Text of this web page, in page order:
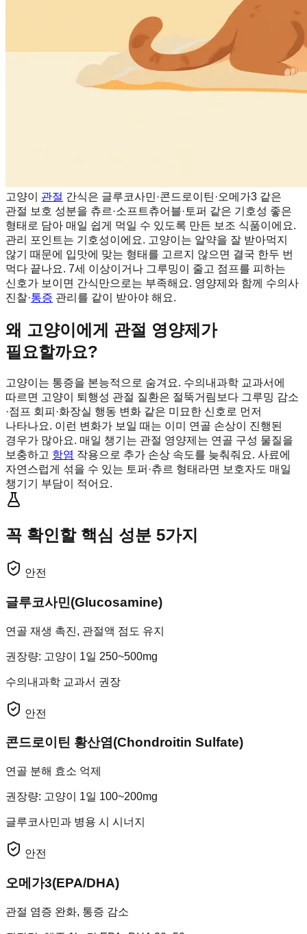
고양이 관절 간식은 글루코사민·콘드로이틴·오메가3 같은
관절 보호 성분을 츄르·소프트츄어블·토퍼 같은 기호성 좋은
형태로 담아 매일 쉽게 먹일 수 있도록 만든 보조 식품이에요.
관리 포인트는 기호성이에요. 고양이는 알약을 잘 받아먹지
않기 때문에 입맛에 맞는 형태를 고르지 않으면 결국 한두 번
먹다 끝나요. 7세 이상이거나 그루밍이 줄고 점프를 피하는
신호가 보이면 간식만으로는 부족해요. 영양제와 함께 수의사
진찰·통증 관리를 같이 받아야 해요.
왜 고양이에게 관절 영양제가
필요할까요?
고양이는 통증을 본능적으로 숨겨요. 수의내과학 교과서에
따르면 고양이 퇴행성 관절 질환은 절뚝거림보다 그루밍 감소
·점프 회피·화장실 행동 변화 같은 미묘한 신호로 먼저
나타나요. 이런 변화가 보일 때는 이미 연골 손상이 진행된
경우가 많아요. 매일 챙기는 관절 영양제는 연골 구성 물질을
보충하고 항염 작용으로 추가 손상 속도를 늦춰줘요. 사료에
자연스럽게 섞을 수 있는 토퍼·츄르 형태라면 보호자도 매일
챙기기 부담이 적어요.
꼭 확인할 핵심 성분 5가지
안전
글루코사민(Glucosamine)
연골 재생 촉진, 관절액 점도 유지
권장량: 고양이 1일 250~500mg
수의내과학 교과서 권장
안전
콘드로이틴 황산염(Chondroitin Sulfate)
연골 분해 효소 억제
권장량: 고양이 1일 100~200mg
글루코사민과 병용 시 시너지
안전
오메가3(EPA/DHA)
관절 염증 완화, 통증 감소